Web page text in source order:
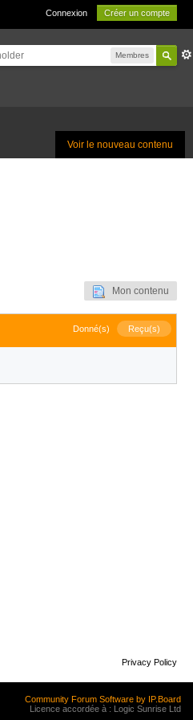
Connexion Créer un compte
Membres
Voir le nouveau contenu
Mon contenu
Donné(s) Reçu(s)
Privacy Policy
Community Forum Software by IP.Board
Licence accordée à : Logic Sunrise Ltd